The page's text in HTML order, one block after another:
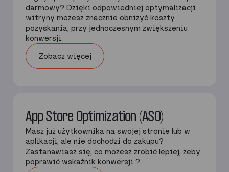
darmowy? Dzięki odpowiedniej optymalizacji
witryny możesz znacznie obniżyć koszty
pozyskania, przy jednoczesnym zwiększeniu
konwersji.
Zobacz więcej
App Store Optimization (ASO)
Masz już użytkownika na swojej stronie lub w
aplikacji, ale nie dochodzi do zakupu?
Zastanawiasz się, co możesz zrobić lepiej, żeby
poprawić wskaźnik konwersji ?